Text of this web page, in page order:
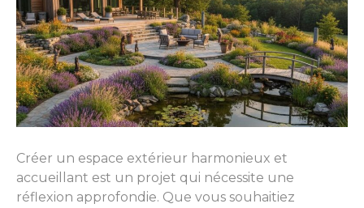
Créer un espace extérieur harmonieux et
accueillant est un projet qui nécessite une
réflexion approfondie. Que vous souhaitiez